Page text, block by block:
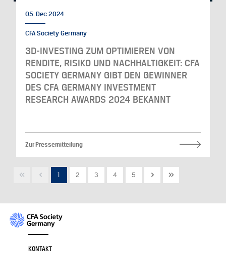
05. Dec 2024
CFA Society Germany
3D-INVESTING ZUM OPTIMIEREN VON
RENDITE, RISIKO UND NACHHALTIGKEIT: CFA
SOCIETY GERMANY GIBT DEN GEWINNER
DES CFA GERMANY INVESTMENT
RESEARCH AWARDS 2024 BEKANNT
Zur Pressemitteilung
1 2 3 4 5
KONTAKT